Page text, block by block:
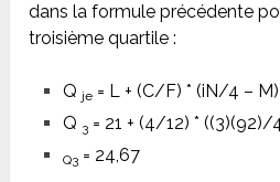
dans la formule précédente
troisième quartile :
Q je= L + (C/F) * (iN/4 – M)
Q 3= 21 + (4/12) * ((3)(92)/
Q3= 24,67